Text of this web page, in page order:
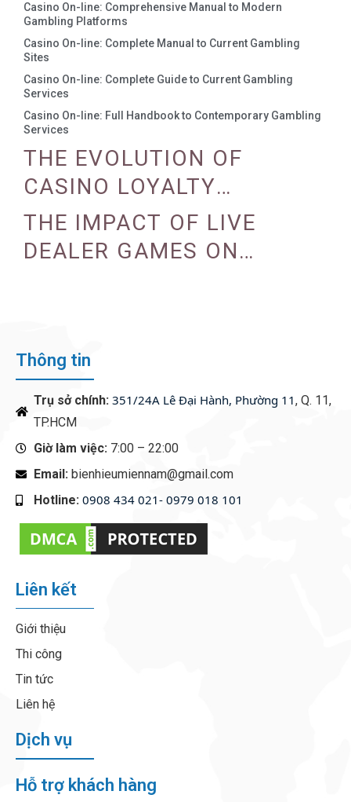
Casino On-line: Comprehensive Manual to Modern
Gambling Platforms
Casino On-line: Complete Manual to Current Gambling
Sites
Casino On-line: Complete Guide to Current Gambling
Services
Casino On-line: Full Handbook to Contemporary Gambling
Services
THE EVOLUTION OF
CASINO LOYALTY
PROGRAMS
THE IMPACT OF LIVE
DEALER GAMES ON
Thông tin
Trụ sở chính: 351/24A Lê Đại Hành, Phường 11, Q. 11,
TP.HCM
Giờ làm việc: 7:00 – 22:00
Email: bienhieumiennam@gmail.com
Hotline: 0908 434 021- 0979 018 101
Liên kết
Giới thiệu
Thi công
Tin tức
Liên hệ
Dịch vụ
Hỗ trợ khách hàng